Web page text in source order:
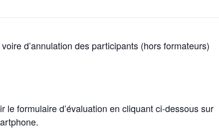
d’annulation des participants (hors formateurs)
le formulaire d’évaluation en cliquant ci-dessous sur